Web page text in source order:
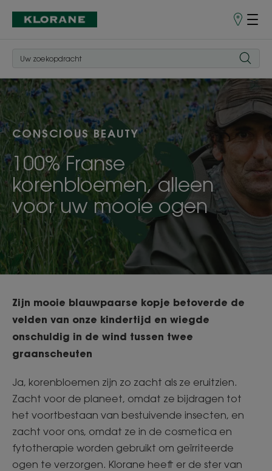
CONSCIOUS BEAUTY
100% Franse
korenbloemen, alleen
voor uw mooie ogen
Zijn mooie blauwpaarse kopje betoverde de
velden van onze kindertijd en wiegde
onschuldig in de wind tussen twee
graanscheuten
Ja, korenbloemen zijn zo zacht als ze eruitzien.
Zacht voor de planeet, omdat ze bijdragen tot
het voortbestaan van bestuivende insecten, en
zacht voor ons, omdat ze in de cosmetica en
fytotherapie worden gebruikt om geïrriteerde
ogen te verzorgen. Klorane heeft er de ster van